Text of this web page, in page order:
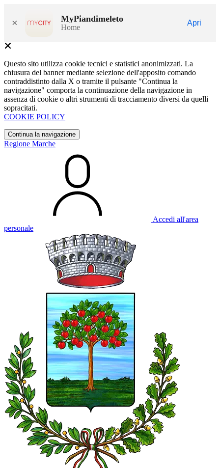
× MyPiandimeleto
Home
Apri
Questo sito utilizza cookie tecnici e statistici anonimizzati. La
chiusura del banner mediante selezione dell'apposito comando
contraddistinto dalla X o tramite il pulsante "Continua la
navigazione" comporta la continuazione della navigazione in
assenza di cookie o altri strumenti di tracciamento diversi da quelli
sopracitati.
COOKIE POLICY
Continua la navigazione
Regione Marche
Accedi all'area
personale